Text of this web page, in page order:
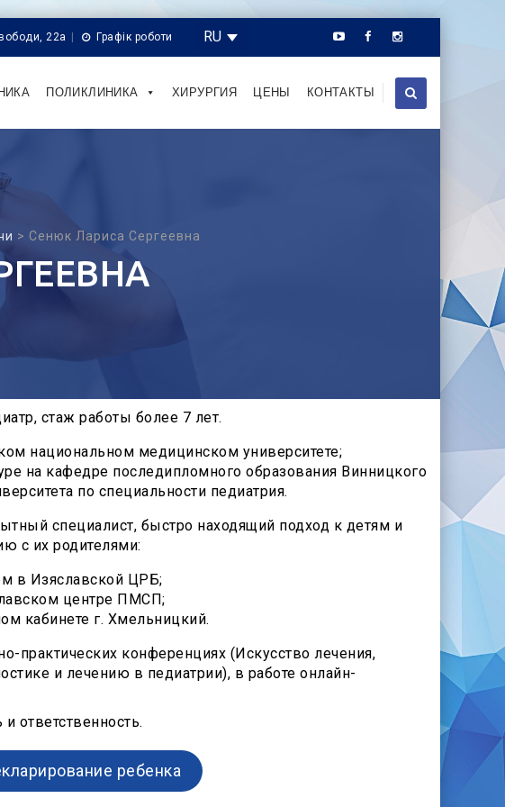
22а Графік роботи
RU
ПОЛИКЛИНИКА ХИРУРГИЯ ЦЕНЫ КОНТАКТЫ
> Сенюк Лариса Сергеевна
стаж работы более 7 лет.
национальном медицинском университете;
на кафедре последипломного образования Винницкого
по специальности педиатрия.
специалист, быстро находящий подход к детям и
с их родителями:
в Изяславской ЦРБ;
центре ПМСП;
кабинете г. Хмельницкий.
практических конференциях (Искусство лечения,
и лечению в педиатрии), в работе онлайн-
ответственность.
ребенка